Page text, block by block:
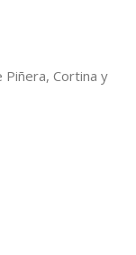
Piñera, Cortina y